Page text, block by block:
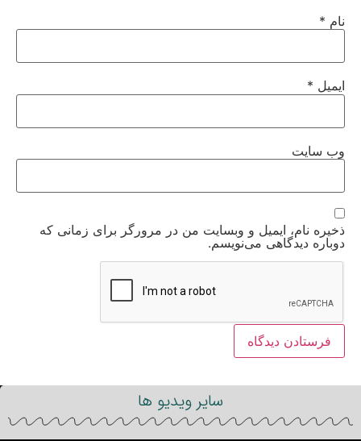
نام *
ایمیل *
وب‌ سایت
ذخیره نام، ایمیل و وبسایت من در مرورگر برای زمانی که
دوباره دیدگاهی می‌نویسم.
سایر ویدیو ها